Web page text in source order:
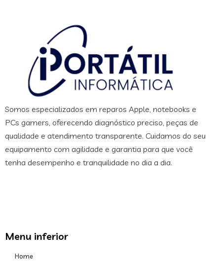
Somos especializados em reparos Apple, notebooks e
PCs gamers, oferecendo diagnóstico preciso, peças de
qualidade e atendimento transparente. Cuidamos do seu
equipamento com agilidade e garantia para que você
tenha desempenho e tranquilidade no dia a dia.
Menu inferior
Home